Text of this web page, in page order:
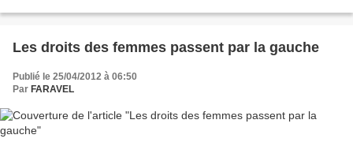
Les droits des femmes passent par la gauche
Publié le 25/04/2012 à 06:50
Par FARAVEL